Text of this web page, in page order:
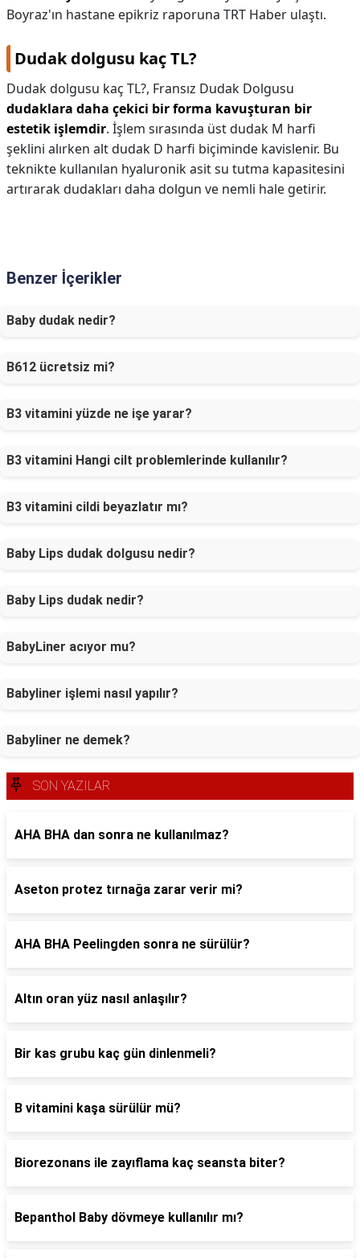
Boyraz'ın hastane epikriz raporuna TRT Haber ulaştı.
Dudak dolgusu kaç TL?
Dudak dolgusu kaç TL?, Fransız Dudak Dolgusu
dudaklara daha çekici bir forma kavuşturan bir
estetik işlemdir. İşlem sırasında üst dudak M harfi
şeklini alırken alt dudak D harfi biçiminde kavislenir. Bu
teknikte kullanılan hyaluronik asit su tutma kapasitesini
artırarak dudakları daha dolgun ve nemli hale getirir.
Benzer İçerikler
Baby dudak nedir?
B612 ücretsiz mi?
B3 vitamini yüzde ne işe yarar?
B3 vitamini Hangi cilt problemlerinde kullanılır?
B3 vitamini cildi beyazlatır mı?
Baby Lips dudak dolgusu nedir?
Baby Lips dudak nedir?
BabyLiner acıyor mu?
Babyliner işlemi nasıl yapılır?
Babyliner ne demek?
SON YAZILAR
AHA BHA dan sonra ne kullanılmaz?
Aseton protez tırnağa zarar verir mi?
AHA BHA Peelingden sonra ne sürülür?
Altın oran yüz nasıl anlaşılır?
Bir kas grubu kaç gün dinlenmeli?
B vitamini kaşa sürülür mü?
Biorezonans ile zayıflama kaç seansta biter?
Bepanthol Baby dövmeye kullanılır mı?